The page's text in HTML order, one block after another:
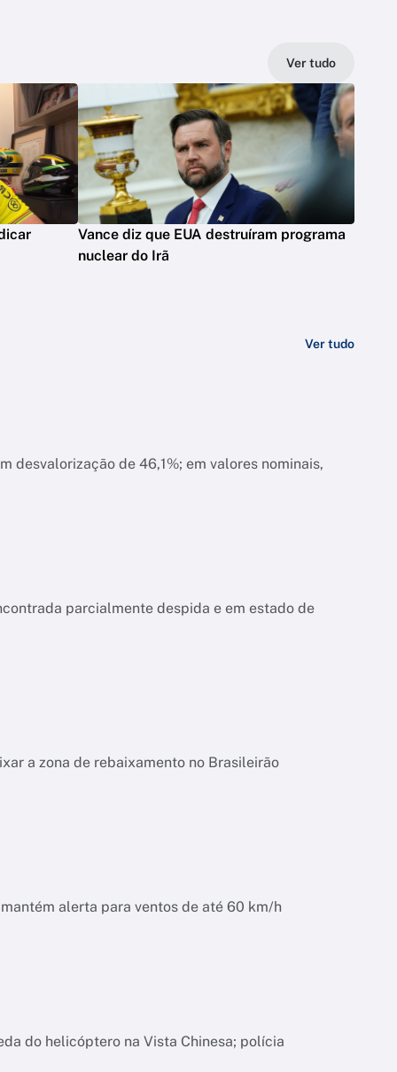
Ver tudo
Vance diz que EUA destruíram programa
nuclear do Irã
Ver tudo
desvalorização de 46,1%; em valores nominais,
parcialmente despida e em estado de
a zona de rebaixamento no Brasileirão
alerta para ventos de até 60 km/h
do helicóptero na Vista Chinesa; polícia